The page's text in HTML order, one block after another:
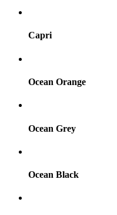
Capri
Ocean Orange
Ocean Grey
Ocean Black